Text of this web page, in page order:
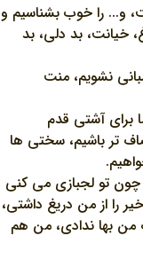
و... را خوب بشناسيم و
خيانت، بد دلي، بد
نشويم، منت
براي آشتي قدم
تر باشيم، سختي ها
چون تو لجبازي مي کني
را از من دريغ داشتي،
بها ندادي، من هم